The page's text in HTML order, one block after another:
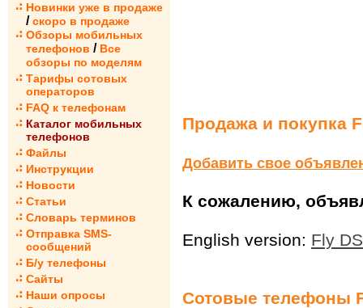
Новинки уже в продаже
/ скоро в продаже
Обзоры мобильных
телефонов / Все
обзоры по моделям
Тарифы сотовых
операторов
FAQ к телефонам
Каталог мобильных
телефонов
Файлы
Инструкции
Новости
Статьи
Словарь терминов
Отправка SMS-
сообщений
Б/у телефоны
Сайты
Наши опросы
Продажа и покупка
Добавить свое
К сожалению,
English version: Fly
Сотовые телефоны